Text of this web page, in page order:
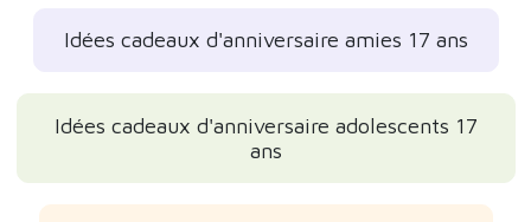
Idées cadeaux d'anniversaire amies 17 ans
Idées cadeaux d'anniversaire adolescents 17
ans